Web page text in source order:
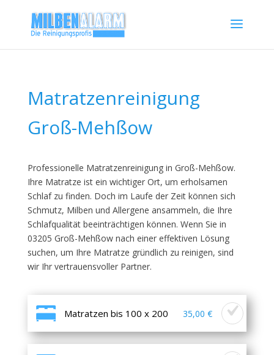
Matratzenreinigung
Groß-Mehßow
Professionelle Matratzenreinigung in Groß-Mehßow.
Ihre Matratze ist ein wichtiger Ort, um erholsamen
Schlaf zu finden. Doch im Laufe der Zeit können sich
Schmutz, Milben und Allergene ansammeln, die Ihre
Schlafqualität beeinträchtigen können. Wenn Sie in
03205 Groß-Mehßow nach einer effektiven Lösung
suchen, um Ihre Matratze gründlich zu reinigen, sind
wir Ihr vertrauensvoller Partner.
Matratzen bis 100 x 200 35,00 €